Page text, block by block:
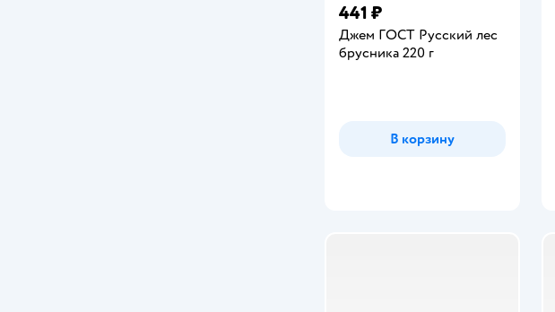
441 ₽
Джем ГОСТ Русский лес
брусника 220 г
В корзину